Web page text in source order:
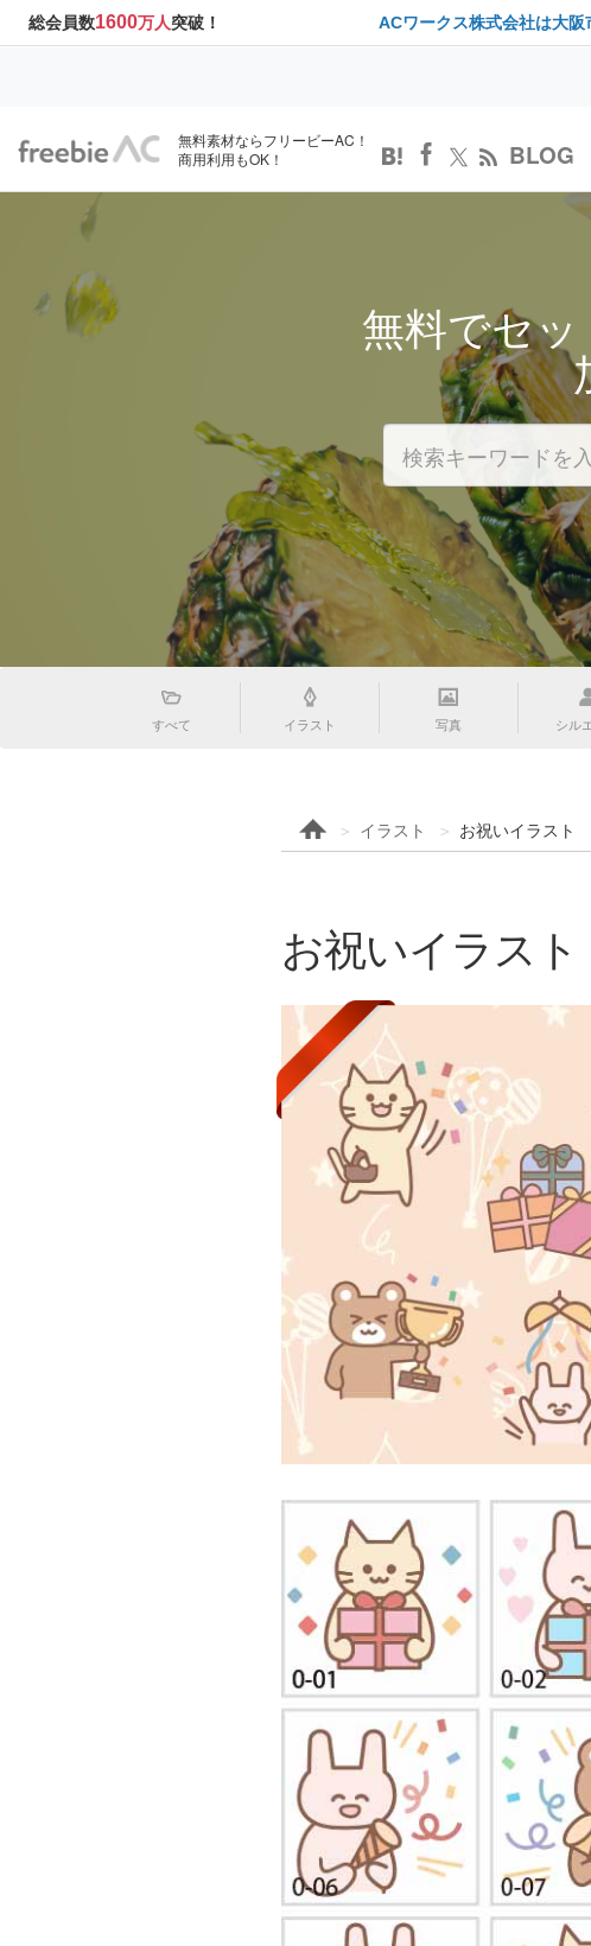
総会員数1600万人突破！ ACワークス株式会社は大
無料素材ならフリービーAC！
商用利用もOK！
BLOG
無料でセ
すべて イラスト 写真 シル
イラスト お祝いイラスト
お祝いイラスト